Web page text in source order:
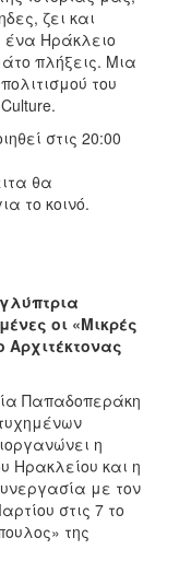
ζει και
ένα Ηράκλειο
πλήξεις. Μια
του
στις 20:00
θα
το κοινό.
οι «Μικρές
Αρχιτέκτονας
Παπαδοπεράκη
η
Ηρακλείου και η
με τον
στις 7 το
της